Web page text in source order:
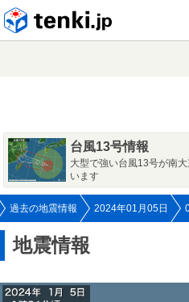
台風13号情報
大型で強い台風13号が南
います
過去の地震情報 2024年01月05日
地震情報